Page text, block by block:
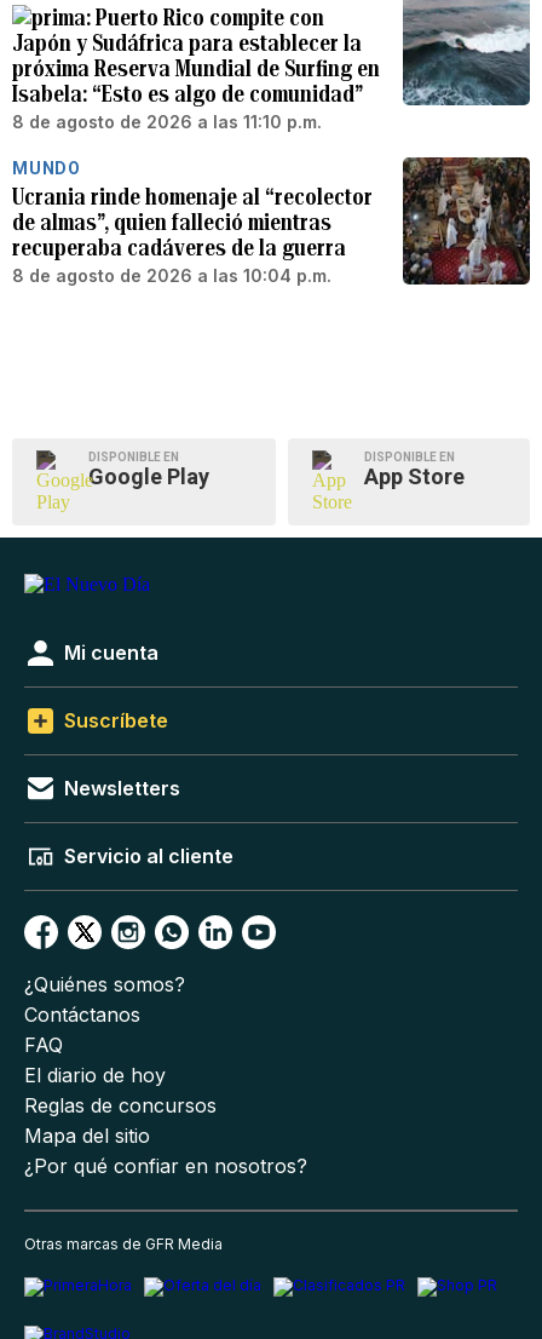
Puerto Rico compite con
Japón y Sudáfrica para establecer la
próxima Reserva Mundial de Surfing en
Isabela: “Esto es algo de comunidad”
8 de agosto de 2026 a las 11:10 p.m.
MUNDO
Ucrania rinde homenaje al “recolector
de almas”, quien falleció mientras
recuperaba cadáveres de la guerra
8 de agosto de 2026 a las 10:04 p.m.
DISPONIBLE EN
Google Play
DISPONIBLE EN
App Store
Mi cuenta
Suscríbete
Newsletters
Servicio al cliente
¿Quiénes somos?
Contáctanos
FAQ
El diario de hoy
Reglas de concursos
Mapa del sitio
¿Por qué confiar en nosotros?
Otras marcas de GFR Media